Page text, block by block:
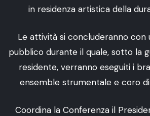
in residenza artistica della
Le attività si concluderanno
pubblico durante il quale, sotto la
residente, verranno eseguiti i
ensemble strumentale e coro
Coordina la Conferenza il